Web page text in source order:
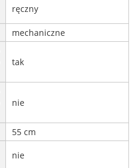
ręczny
mechaniczne
tak
nie
55 cm
nie